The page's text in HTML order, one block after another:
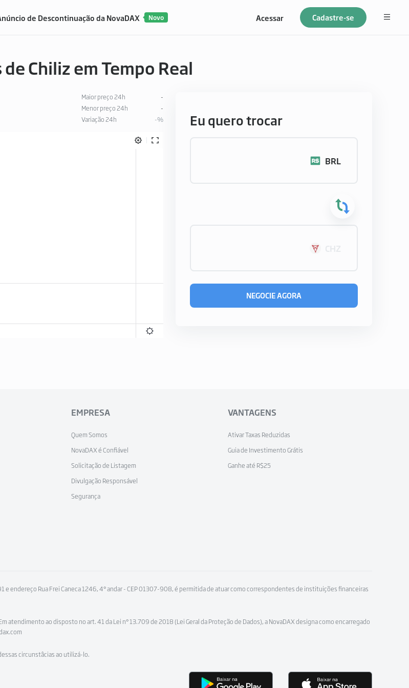
de Descontinuação da NovaDAX Novo Acessar Cadastre-se
Chiliz em Tempo Real
Maior preço 24h
-
Menor preço 24h
-
Variação 24h
-% Eu quero trocar
BRL
NEGOCIE AGORA
EMPRESA
Quem Somos
NovaDAX é Confiável
Solicitação de Listagem
Divulgação Responsável
Segurança
VANTAGENS
Ativar Taxas Reduzidas
Guia de Investimento Grátis
Ganhe até R$25
e endereço Rua Frei Caneca 1246, 4° andar - CEP 01307-908, é permitida de atuar como correspondentes de instituições financeiras
atendimento ao disposto no art. 41 da Lei n° 13.709 de 2018 (Lei Geral da Proteção de Dados), a NovaDAX designa como encarregado
circunstâcias ao utilizá-lo.